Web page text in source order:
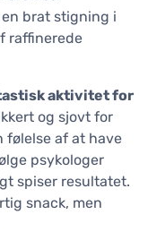
brat stigning i
raffinerede
aktivitet for
og sjovt for
følelse af at have
psykologer
spiser resultatet.
snack, men